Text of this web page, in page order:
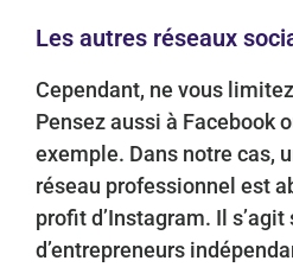
Les autres réseaux
Cependant, ne vous
Pensez aussi à Facebook
exemple. Dans notre cas,
réseau professionnel est
profit d’Instagram. Il s’agit
d’entrepreneurs